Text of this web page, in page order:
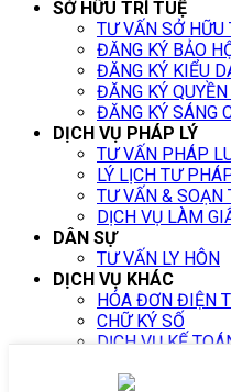
SỞ HỮU TRÍ TUỆ
TƯ VẤN SỞ HỮU
ĐĂNG KÝ BẢO
ĐĂNG KÝ KIỂU
ĐĂNG KÝ
ĐĂNG KÝ SÁNG
DỊCH VỤ PHÁP LÝ
TƯ VẤN PHÁP
LÝ LỊCH TƯ
TƯ VẤN & SOẠN
DỊCH VỤ LÀM
DÂN SỰ
TƯ VẤN LY HÔN
DỊCH VỤ KHÁC
HÓA ĐƠN ĐIỆN
CHỮ KÝ SỐ
DỊCH VỤ KẾ
Luật sư tư vấn